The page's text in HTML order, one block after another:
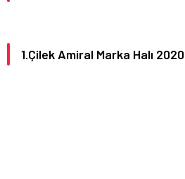
1.Çilek Amiral Marka Halı 2020